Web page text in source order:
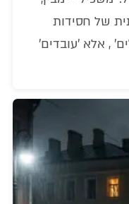
של חסידות
, אלא 'עובדים'